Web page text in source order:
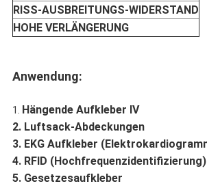
RISS-AUSBREITUNGS-WIDERSTAND
HOHE VERLÄNGERUNG
Anwendung:
1. Hängende Aufkleber IV
2. Luftsack-Abdeckungen
3. EKG Aufkleber
4. RFID (Hochfrequenzidentifizierung)
5. Gesetzesaufkleber